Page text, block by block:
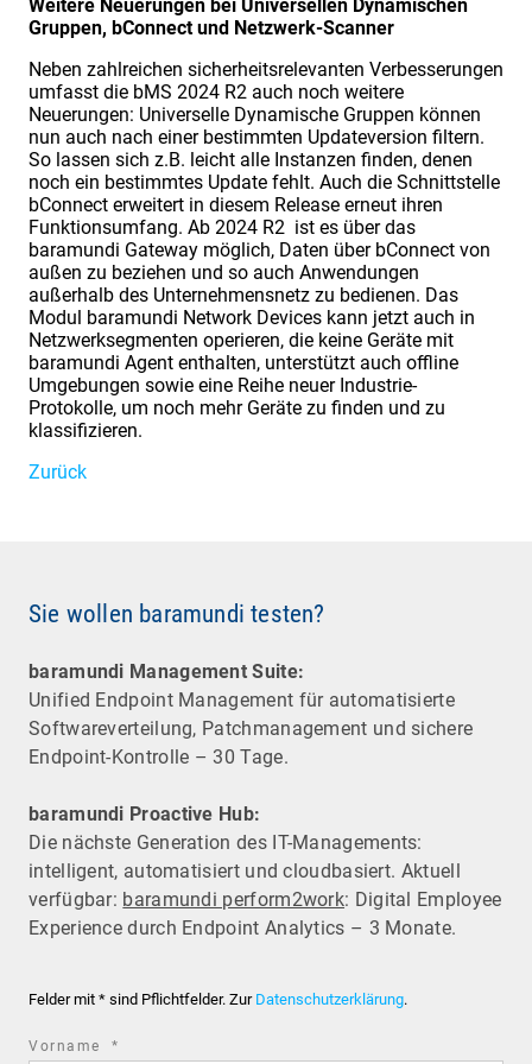
Weitere Neuerungen bei Universellen Dynamischen
Gruppen, bConnect und Netzwerk-Scanner
Neben zahlreichen sicherheitsrelevanten Verbesserungen
umfasst die bMS 2024 R2 auch noch weitere
Neuerungen: Universelle Dynamische Gruppen können
nun auch nach einer bestimmten Updateversion filtern.
So lassen sich z.B. leicht alle Instanzen finden, denen
noch ein bestimmtes Update fehlt. Auch die Schnittstelle
bConnect erweitert in diesem Release erneut ihren
Funktionsumfang. Ab 2024 R2 ist es über das
baramundi Gateway möglich, Daten über bConnect von
außen zu beziehen und so auch Anwendungen
außerhalb des Unternehmensnetz zu bedienen. Das
Modul baramundi Network Devices kann jetzt auch in
Netzwerksegmenten operieren, die keine Geräte mit
baramundi Agent enthalten, unterstützt auch offline
Umgebungen sowie eine Reihe neuer Industrie-
Protokolle, um noch mehr Geräte zu finden und zu
klassifizieren.
Zurück
Sie wollen baramundi testen?
baramundi Management Suite:
Unified Endpoint Management für automatisierte
Software­verteilung, Patchmanagement und sichere
Endpoint-Kontrolle – 30 Tage.
baramundi Proactive Hub:
Die nächste Generation des IT-Managements:
intelligent, automatisiert und cloudbasiert. Aktuell
verfügbar: baramundi perform2work: Digital Employee
Experience durch Endpoint Analytics – 3 Monate.
Felder mit * sind Pflichtfelder. Zur Datenschutzerklärung.
Vorname *